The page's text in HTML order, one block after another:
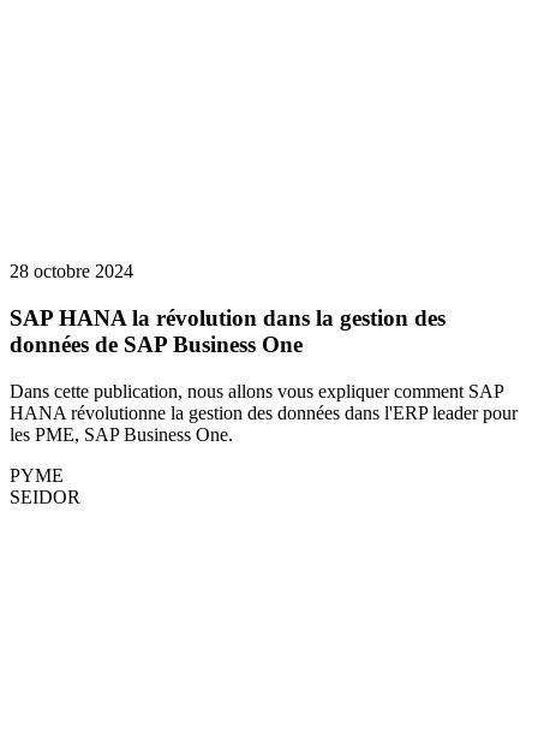
28 octobre 2024
SAP HANA la révolution dans la gestion des
données de SAP Business One
Dans cette publication, nous allons vous expliquer comment SAP
HANA révolutionne la gestion des données dans l'ERP leader pour
les PME, SAP Business One.
PYME
SEIDOR